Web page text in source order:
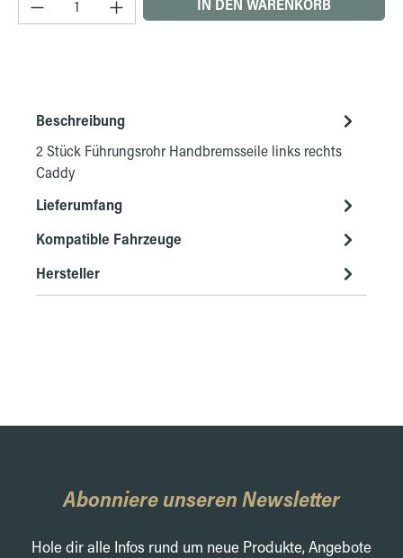
IN DEN WARENKORB
Beschreibung
2 Stück Führungsrohr Handbremsseile links rechts
Caddy
Lieferumfang
Kompatible Fahrzeuge
Hersteller
Abonniere unseren Newsletter
Hole dir alle Infos rund um neue Produkte, Angebote